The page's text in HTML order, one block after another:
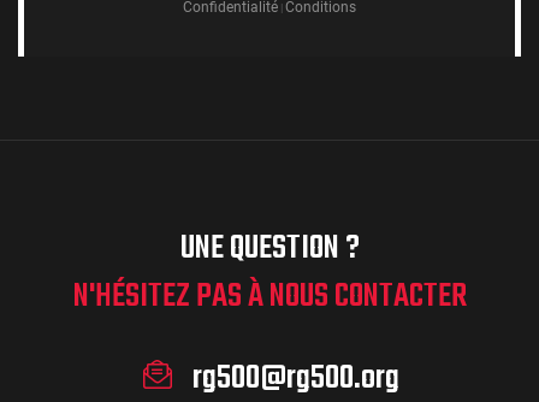
UNE QUESTION ?
N'HÉSITEZ PAS À NOUS CONTACTER
rg500@rg500.org